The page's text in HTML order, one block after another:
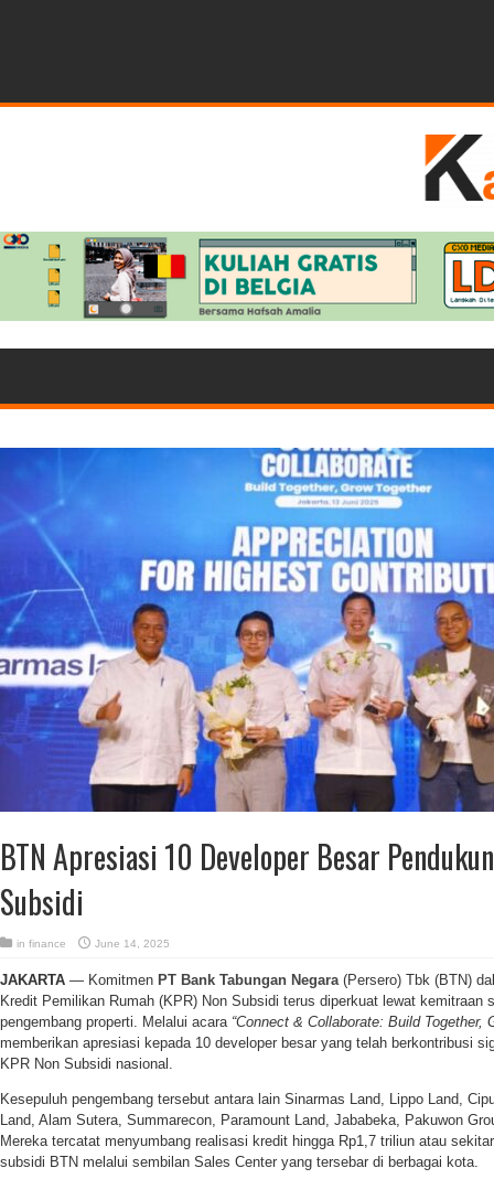
BTN Apresiasi 10 Developer Besar
Subsidi
in finance June 14, 2025
JAKARTA — Komitmen PT Bank Tabungan Negara(Persero) Tbk (BTN)
Kredit Pemilikan Rumah (KPR) Non Subsidi terus diperkuat lewat kemitraan
pengembang properti. Melalui acara “Connect & Collaborate: Build Together,
memberikan apresiasi kepada 10 developer besar yang telah berkontribusi
KPR Non Subsidi nasional.
Kesepuluh pengembang tersebut antara lain Sinarmas Land, Lippo Land,
Land, Alam Sutera, Summarecon, Paramount Land, Jababeka, Pakuwon
Mereka tercatat menyumbang realisasi kredit hingga Rp1,7 triliun atau
subsidi BTN melalui sembilan Sales Center yang tersebar di berbagai kota.